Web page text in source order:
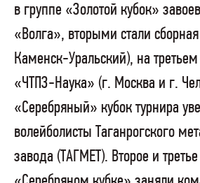
в группе «Золотой кубок»
«Волга», вторыми стали
Каменск-Уральский), на
«ЧТПЗ-Наука» (г. Москва и г.
«Серебряный» кубок турнира
волейболисты Таганрогского
завода (ТАГМЕТ). Второе и